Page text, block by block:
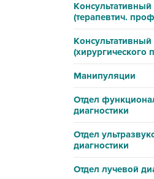
(терапевтич.
(хирургического
Манипуляции
Отдел
диагностики
Отдел
диагностики
Отдел лучевой